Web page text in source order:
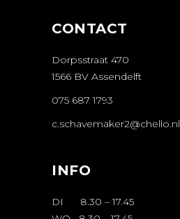
CONTACT
Dorpsstraat 470
1566 BV Assendelft
075 687 1793
c.schavemaker2@chello.nl
INFO
DI 8.30 – 17.45